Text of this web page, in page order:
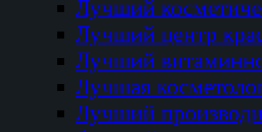
Лучший
Лучший центр
Лучший
Лучшая
Лучший